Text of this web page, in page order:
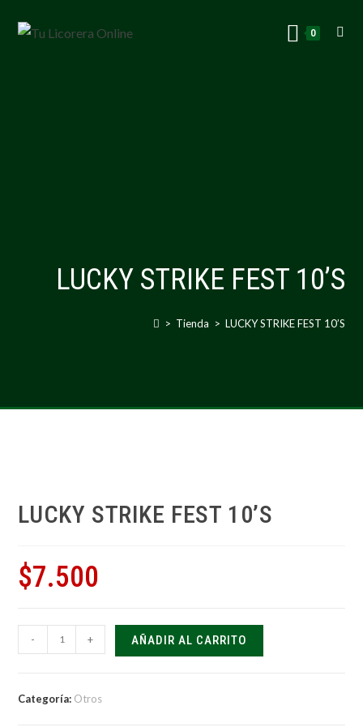
0
LUCKY STRIKE FEST 10’S
> Tienda > LUCKY STRIKE FEST 10’S
LUCKY STRIKE FEST 10’S
$7.500
- + AÑADIR AL CARRITO
Categoría: Otros